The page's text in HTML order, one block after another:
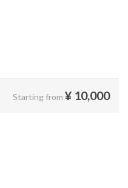
Starting from ¥ 10,000